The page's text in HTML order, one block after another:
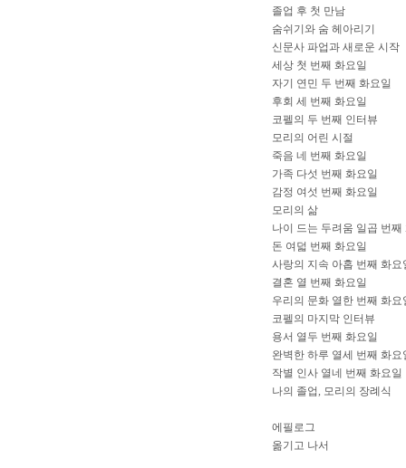
졸업 후 첫 만남
숨쉬기와 숨 헤아리기
신문사 파업과 새로운 시작
세상 첫 번째 화요일
자기 연민 두 번째 화요일
후회 세 번째 화요일
코펠의 두 번째 인터뷰
모리의 어린 시절
죽음 네 번째 화요일
가족 다섯 번째 화요일
감정 여섯 번째 화요일
모리의 삶
나이 드는 두려움 일곱 번째
돈 여덟 번째 화요일
사랑의 지속 아홉 번째 화요
결혼 열 번째 화요일
우리의 문화 열한 번째 화요
코펠의 마지막 인터뷰
용서 열두 번째 화요일
완벽한 하루 열세 번째 화요
작별 인사 열네 번째 화요일
나의 졸업, 모리의 장례식
에필로그
옮기고 나서